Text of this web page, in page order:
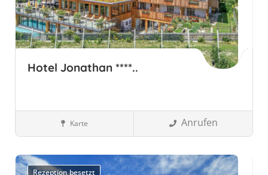
Hotel Jonathan ****..
Wellnesshotels Südtirol, Italien
Karte Anrufen
Rezeption besetzt